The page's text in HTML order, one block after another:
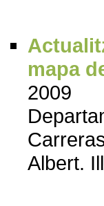
mapa
2009
Albert.